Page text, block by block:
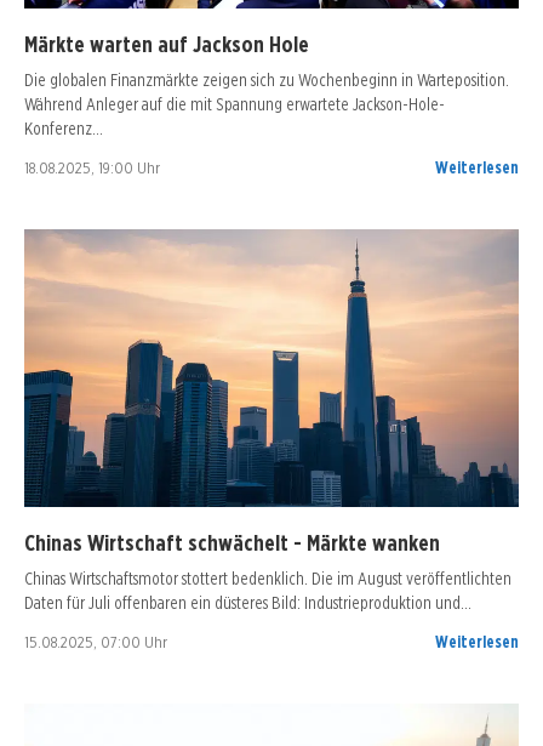
Märkte warten auf Jackson Hole
Die globalen Finanzmärkte zeigen sich zu Wochenbeginn in Warteposition.
Während Anleger auf die mit Spannung erwartete Jackson-Hole-
Konferenz…
18.08.2025, 19:00 Uhr Weiterlesen
Chinas Wirtschaft schwächelt - Märkte wanken
Chinas Wirtschaftsmotor stottert bedenklich. Die im August veröffentlichten
Daten für Juli offenbaren ein düsteres Bild: Industrieproduktion und…
15.08.2025, 07:00 Uhr Weiterlesen